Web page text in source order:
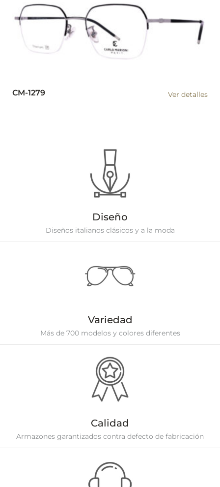
CM-1279 Ver detalles
Diseño
Diseños italianos clásicos y a la moda
Variedad
Más de 700 modelos y colores diferentes
Calidad
Armazones garantizados contra defecto de fabricación